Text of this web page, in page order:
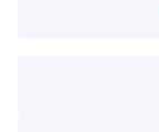
zur
eingehen. So